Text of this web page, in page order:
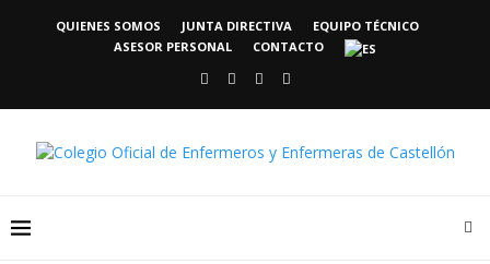
QUIENES SOMOS JUNTA DIRECTIVA
EQUIPO TÉCNICO
ASESOR PERSONAL
CONTACTO